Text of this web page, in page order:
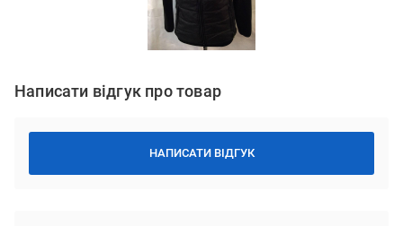
Написати відгук про товар
НАПИСАТИ ВІДГУК